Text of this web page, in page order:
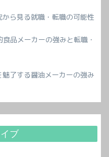
ら見る就職・転職の可能性
品メーカーの強みと転職・
了する醤油メーカーの強み
ブ